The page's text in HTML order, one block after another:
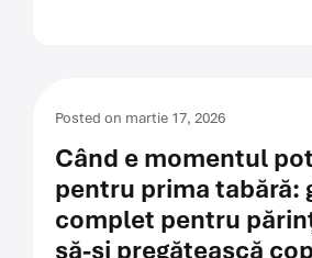
Posted on martie 17, 2026
Când e momentul
pentru prima tabără:
complet pentru
să-și pregătească